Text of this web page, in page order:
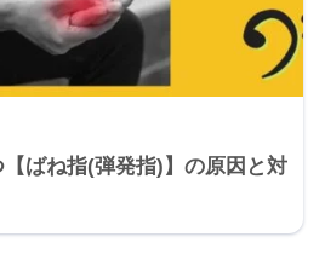
ばね指(弾発指)】の原因と対